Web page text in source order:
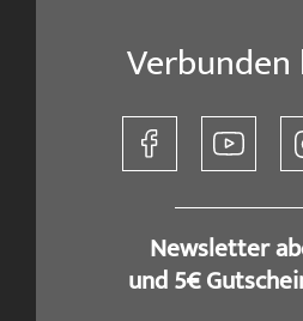
Newsletter
und 5€